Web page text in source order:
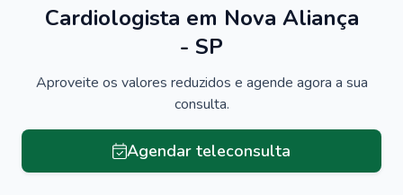
Cardiologista em Nova Aliança
- SP
Aproveite os valores reduzidos e agende agora a sua
consulta.
Agendar teleconsulta